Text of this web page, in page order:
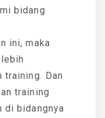
bidang
ini, maka
Dan
training
di bidangnya